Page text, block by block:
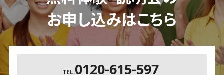
お申し込みはこちら
TEL.0120-615-597